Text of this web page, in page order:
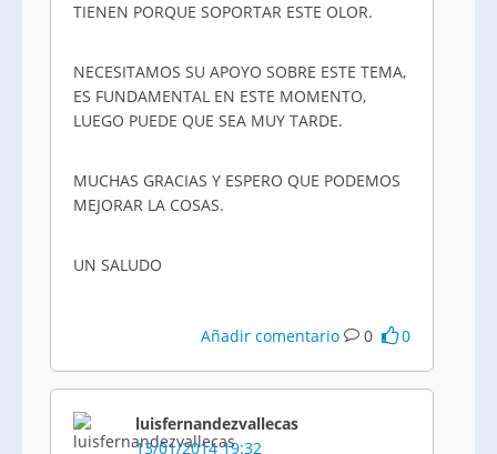
TIENEN PORQUE SOPORTAR ESTE OLOR.
NECESITAMOS SU APOYO SOBRE ESTE TEMA,
ES FUNDAMENTAL EN ESTE MOMENTO,
LUEGO PUEDE QUE SEA MUY TARDE.
MUCHAS GRACIAS Y ESPERO QUE PODEMOS
MEJORAR LA COSAS.
UN SALUDO
Añadir comentario 0 0
luisfernandezvallecas
13/01/2014 19:32